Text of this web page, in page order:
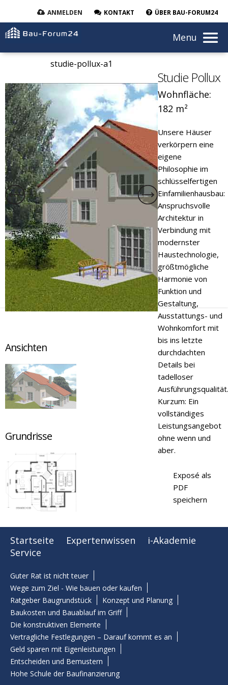
ANMELDEN KONTAKT ÜBER BAU-FORUM24
Menu
studie-pollux-a1
Ansichten
Grundrisse
Studie Pollux
Wohnfläche:
182 m²
Unsere Häuser
verkörpern eine
eigene
Philosophie im
schlüsselfertigen
Einfamilienhausbau:
Anspruchsvolle
Architektur in
Verbindung mit
modernster
Haustechnologie,
größtmögliche
Harmonie von
Funktion und
Gestaltung,
Ausstattungs- und
Wohnkomfort mit
bis ins letzte
durchdachten
Details bei
tadelloser
Ausführungsqualität.
Kurzum: Ein
vollständiges
Leistungsangebot
ohne wenn und
aber.
Exposé als
PDF
speichern
Startseite Expertenwissen
i-Akademie
Service
Guter Rat ist nicht teuer
Wege zum Ziel - Wie bauen oder kaufen
Ratgeber Baugrundstück
Konzept und Planung
Baukosten und Bauablauf im Griff
Die konstruktiven Elemente
Vertragliche Festlegungen – Darauf kommt es an
Geld sparen mit Eigenleistungen
Entscheiden und Bemustern
Hohe Schule der Baufinanzierung